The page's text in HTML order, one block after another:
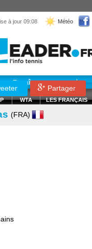
à jour 09:08 Météo
Entraînement
WTA LES FRANÇAIS
Partager
(FRA)